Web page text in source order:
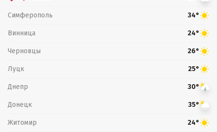
Симферополь 34°
Винница 24°
Черновцы 26°
Луцк 25°
Днепр 30°
Донецк 35°
Житомир 24°